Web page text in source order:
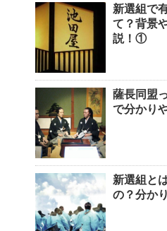
新選組で
て？背景
説！①
薩長同盟
で分かり
新選組と
の？分か